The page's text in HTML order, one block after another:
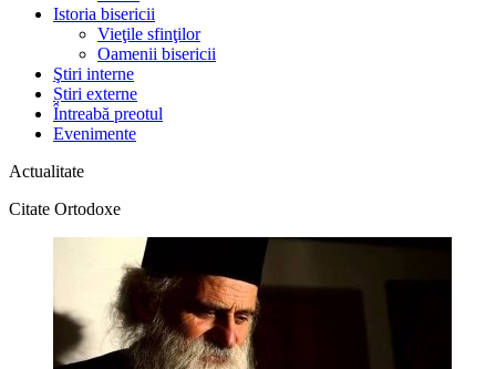
Istoria bisericii
Vieţile sfinţilor
Oamenii bisericii
Ştiri interne
Știri externe
Întreabă preotul
Evenimente
Actualitate
Citate Ortodoxe